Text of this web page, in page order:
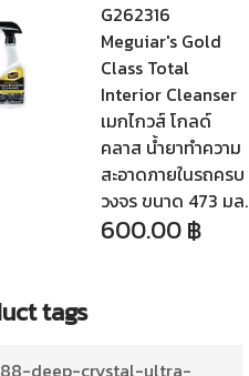
G262316
Meguiar's Gold
Class Total
Interior Cleanser
เมกไกวส์ โกลด์
คลาส น้ำยาทำความ
สะอาดภายในรถครบ
วงจร ขนาด 473 มล.
600.00฿
tags
deep-crystal-ultra-